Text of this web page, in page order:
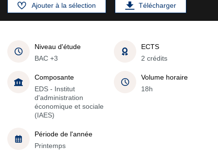
Ajouter à la sélection Télécharger
Niveau d'étude
BAC +3
ECTS
2 crédits
Composante
EDS - Institut
d'administration
économique et sociale
(IAES)
Volume horaire
18h
Période de l'année
Printemps